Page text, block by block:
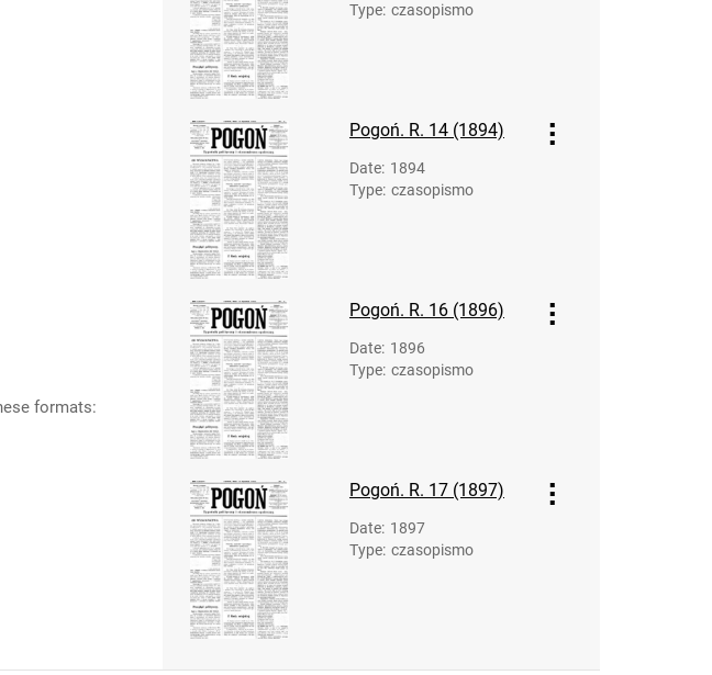
formats:
Type: czasopismo
Pogoń. R. 14 (1894)
Date: 1894
Type: czasopismo
Pogoń. R. 16 (1896)
Date: 1896
Type: czasopismo
Pogoń. R. 17 (1897)
Date: 1897
Type: czasopismo